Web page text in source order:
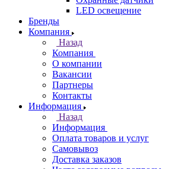
LED освещение
Бренды
Компания
Назад
Компания
О компании
Вакансии
Партнеры
Контакты
Информация
Назад
Информация
Оплата товаров и услуг
Самовывоз
Доставка заказов